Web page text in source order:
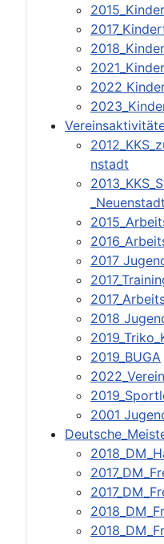
2022
nstadt
_Neuenstadt
2017
2018
2019_BUGA
2001